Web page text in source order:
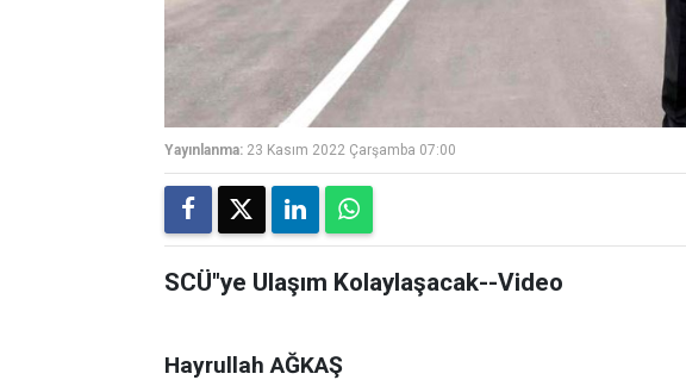
Yayınlanma: 23 Kasım 2022 Çarşamba 07:00
SCÜ"ye Ulaşım Kolaylaşacak--Video
Hayrullah AĞKAŞ